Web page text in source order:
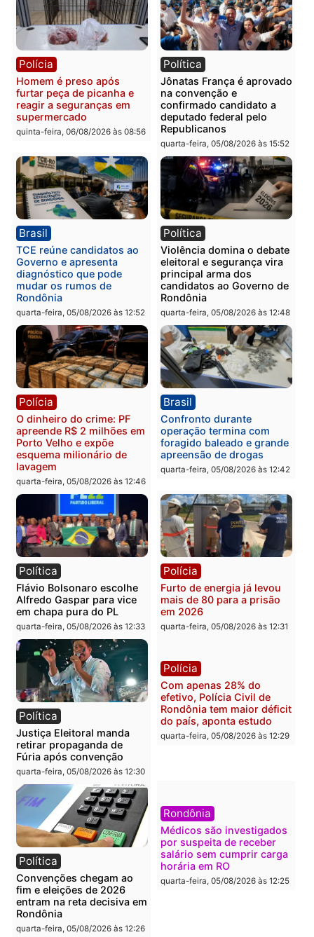
Homem é esfaqueado no
tórax durante briga com
vizinho no bairro Ulysses
Guimarães
quinta-feira, 06/08/2026 às 09:24
Três suspeitos ligados a
facção criminosa são
presos por receptação e
adulteração de veículos
em Porto Velho
quinta-feira, 06/08/2026 às
Polícia
Homem é preso com
drogas durante ação da
PM no Castanheira
quinta-feira, 06/08/2026 às 09:02
Polícia
Polícia Civil prende dois
homens por tortura,
tráfico e posse de arma
Itapuã
quinta-feira, 06/08/2026 às
Polícia
Homem é preso após
furtar peça de picanha e
reagir a seguranças em
supermercado
quinta-feira, 06/08/2026 às 08:56
Política
Jônatas França é
na convenção e
confirmado candidato a
deputado federal pelo
Republicanos
quarta-feira, 05/08/2026 às
Brasil
TCE reúne candidatos ao
Governo e apresenta
diagnóstico que pode
mudar os rumos de
Rondônia
quarta-feira, 05/08/2026 às 12:52
Política
Violência domina o
eleitoral e segurança vira
principal arma dos
candidatos ao Governo
Rondônia
quarta-feira, 05/08/2026 às
Polícia
O dinheiro do crime: PF
apreende R$ 2 milhões em
Porto Velho e expõe
esquema milionário de
lavagem
quarta-feira, 05/08/2026 às 12:46
Brasil
Política
Flávio Bolsonaro escolhe